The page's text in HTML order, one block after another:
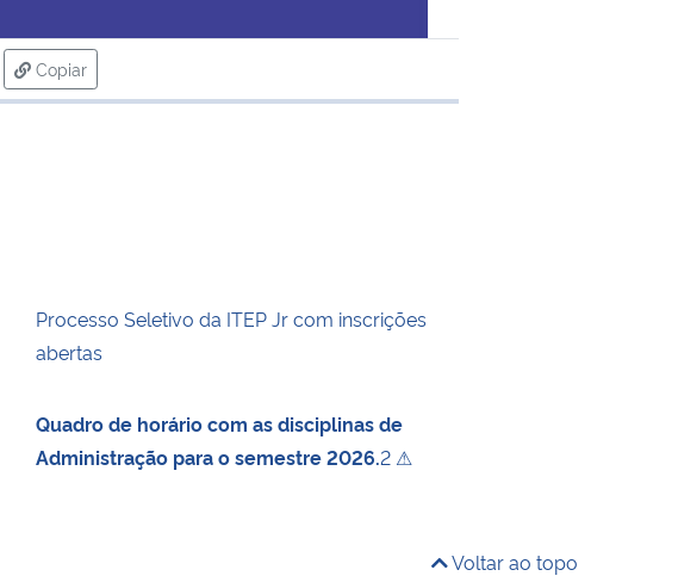
Copiar
para área de transferência
Processo Seletivo da ITEP Jr com inscrições
abertas
Quadro de horário com as disciplinas de
Administração para o semestre 2026.2 ⚠
Voltar ao topo